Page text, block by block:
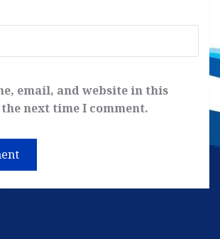
email, and website in this
next time I comment.